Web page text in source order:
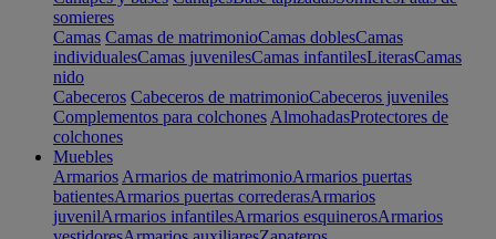
somieres
Camas Camas de matrimonioCamas doblesCamas
individualesCamas juvenilesCamas infantilesLiterasCamas
nido
Cabeceros Cabeceros de matrimonioCabeceros juveniles
Complementos para colchones AlmohadasProtectores de
colchones
Muebles
Armarios Armarios de matrimonioArmarios puertas
batientesArmarios puertas correderasArmarios
juvenilArmarios infantilesArmarios esquinerosArmarios